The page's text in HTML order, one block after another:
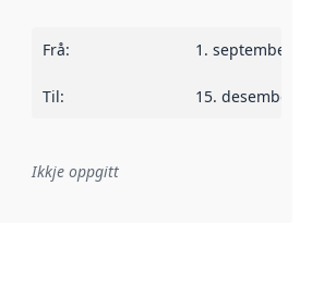
Frå: 1. september
Til: 15. desember
Referanse til ei implementeringsregel eller
Ikkje oppgitt